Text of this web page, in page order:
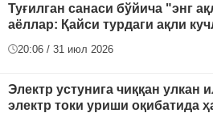
Туғилган санаси бўйича "энг
аёллар: Қайси турдаги ақли
20:06 / 31 июл 2026
Электр устунига чиққан улкан
электр токи уриши оқибатида